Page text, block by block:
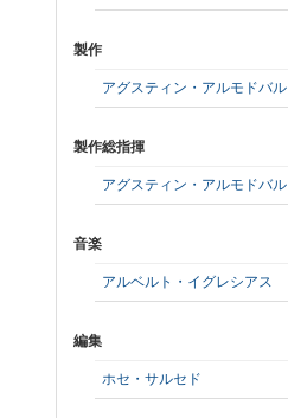
製作
アグスティン・アルモドバル
製作総指揮
アグスティン・アルモドバル
音楽
アルベルト・イグレシアス
編集
ホセ・サルセド